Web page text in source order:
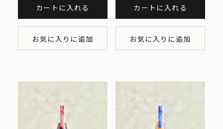
カートに入れる
お気に入りに追加
カートに入れる
お気に入りに追加